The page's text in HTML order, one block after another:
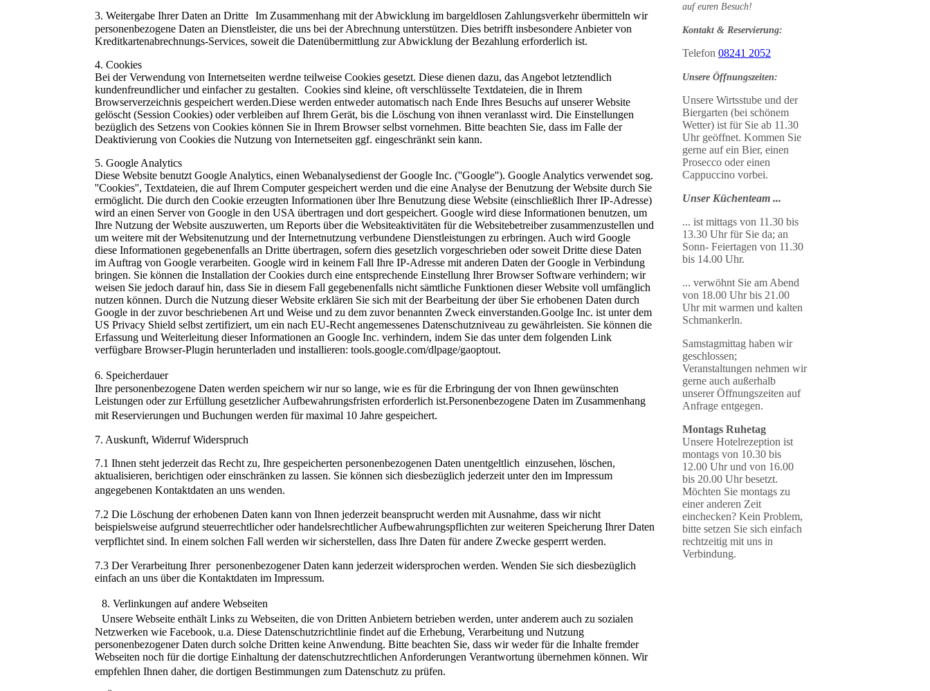
3. Weitergabe Ihrer Daten an Dritte Im Zusammenhang mit der Abwicklung im bargeldlosen Zahlungsverkehr übermitteln wir
personenbezogene Daten an Dienstleister, die uns bei der Abrechnung unterstützen. Dies betrifft insbesondere Anbieter von
Kreditkartenabrechnungs-Services, soweit die Datenübermittlung zur Abwicklung der Bezahlung erforderlich ist.
4. Cookies
Bei der Verwendung von Internetseiten werdne teilweise Cookies gesetzt. Diese dienen dazu, das Angebot letztendlich
kundenfreundlicher und einfacher zu gestalten. Cookies sind kleine, oft verschlüsselte Textdateien, die in Ihrem
Browserverzeichnis gespeichert werden.Diese werden entweder automatisch nach Ende Ihres Besuchs auf unserer Website
gelöscht (Session Cookies) oder verbleiben auf Ihrem Gerät, bis die Löschung von ihnen veranlasst wird. Die Einstellungen
bezüglich des Setzens von Cookies können Sie in Ihrem Browser selbst vornehmen. Bitte beachten Sie, dass im Falle der
Deaktivierung von Cookies die Nutzung von Internetseiten ggf. eingeschränkt sein kann.
5. Google Analytics
Diese Website benutzt Google Analytics, einen Webanalysedienst der Google Inc. (''Google''). Google Analytics verwendet sog.
''Cookies'', Textdateien, die auf Ihrem Computer gespeichert werden und die eine Analyse der Benutzung der Website durch Sie
ermöglicht. Die durch den Cookie erzeugten Informationen über Ihre Benutzung diese Website (einschließlich Ihrer IP-Adresse)
wird an einen Server von Google in den USA übertragen und dort gespeichert. Google wird diese Informationen benutzen, um
Ihre Nutzung der Website auszuwerten, um Reports über die Websiteaktivitäten für die Websitebetreiber zusammenzustellen und
um weitere mit der Websitenutzung und der Internetnutzung verbundene Dienstleistungen zu erbringen. Auch wird Google
diese Informationen gegebenenfalls an Dritte übertragen, sofern dies gesetzlich vorgeschrieben oder soweit Dritte diese Daten
im Auftrag von Google verarbeiten. Google wird in keinem Fall Ihre IP-Adresse mit anderen Daten der Google in Verbindung
bringen. Sie können die Installation der Cookies durch eine entsprechende Einstellung Ihrer Browser Software verhindern; wir
weisen Sie jedoch darauf hin, dass Sie in diesem Fall gegebenenfalls nicht sämtliche Funktionen dieser Website voll umfänglich
nutzen können. Durch die Nutzung dieser Website erklären Sie sich mit der Bearbeitung der über Sie erhobenen Daten durch
Google in der zuvor beschriebenen Art und Weise und zu dem zuvor benannten Zweck einverstanden.Goolge Inc. ist unter dem
US Privacy Shield selbst zertifiziert, um ein nach EU-Recht angemessenes Datenschutzniveau zu gewährleisten. Sie können die
Erfassung und Weiterleitung dieser Informationen an Google Inc. verhindern, indem Sie das unter dem folgenden Link
verfügbare Browser-Plugin herunterladen und installieren: tools.google.com/dlpage/gaoptout.
6. Speicherdauer
Ihre personenbezogene Daten werden speichern wir nur so lange, wie es für die Erbringung der von Ihnen gewünschten
Leistungen oder zur Erfüllung gesetzlicher Aufbewahrungsfristen erforderlich ist.Personenbezogene Daten im Zusammenhang
mit Reservierungen und Buchungen werden für maximal 10 Jahre gespeichert.
7. Auskunft, Widerruf Widerspruch
7.1 Ihnen steht jederzeit das Recht zu, Ihre gespeicherten personenbezogenen Daten unentgeltlich einzusehen, löschen,
aktualisieren, berichtigen oder einschränken zu lassen. Sie können sich diesbezüglich jederzeit unter den im Impressum
angegebenen Kontaktdaten an uns wenden.
7.2 Die Löschung der erhobenen Daten kann von Ihnen jederzeit beansprucht werden mit Ausnahme, dass wir nicht
beispielsweise aufgrund steuerrechtlicher oder handelsrechtlicher Aufbewahrungspflichten zur weiteren Speicherung Ihrer Daten
verpflichtet sind. In einem solchen Fall werden wir sicherstellen, dass Ihre Daten für andere Zwecke gesperrt werden.
7.3 Der Verarbeitung Ihrer personenbezogener Daten kann jederzeit widersprochen werden. Wenden Sie sich diesbezüglich
einfach an uns über die Kontaktdaten im Impressum.
8. Verlinkungen auf andere Webseiten
Unsere Webseite enthält Links zu Webseiten, die von Dritten Anbietern betrieben werden, unter anderem auch zu sozialen
Netzwerken wie Facebook, u.a. Diese Datenschutzrichtlinie findet auf die Erhebung, Verarbeitung und Nutzung
personenbezogener Daten durch solche Dritten keine Anwendung. Bitte beachten Sie, dass wir weder für die Inhalte fremder
Webseiten noch für die dortige Einhaltung der datenschutzrechtlichen Anforderungen Verantwortung übernehmen können. Wir
empfehlen Ihnen daher, die dortigen Bestimmungen zum Datenschutz zu prüfen.
aufeuren Besuch!
Kontakt & Reservierung:
Telefon 08241 2052
Unsere Öffnungszeiten:
Unsere Wirtsstube und der
Biergarten (bei schönem
Wetter) ist für Sie ab 11.30
Uhr geöffnet. Kommen Sie
gerne auf ein Bier, einen
Prosecco oder einen
Cappuccino vorbei.
Unser Küchenteam ...
... ist mittags von 11.30 bis
13.30 Uhr für Sie da; an
Sonn- Feiertagen von 11.30
bis 14.00 Uhr.
... verwöhnt Sie am Abend
von 18.00 Uhr bis 21.00
Uhr mit warmen und kalten
Schmankerln.
Samstagmittag haben wir
geschlossen;
Veranstaltungen nehmen wir
gerne auch außerhalb
unserer Öffnungszeiten auf
Anfrage entgegen.
Montags Ruhetag
Unsere Hotelrezeption ist
montags von 10.30 bis
12.00 Uhr und von 16.00
bis 20.00 Uhr besetzt.
Möchten Sie montags zu
einer anderen Zeit
einchecken? Kein Problem,
bitte setzen Sie sich einfach
rechtzeitig mit uns in
Verbindung.